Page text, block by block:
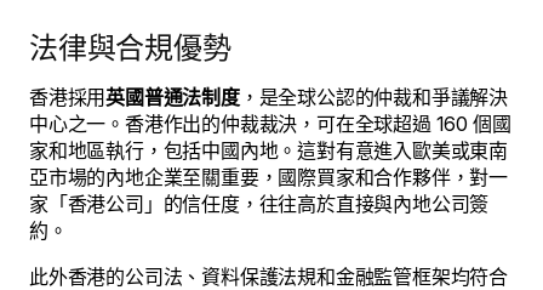
法律與合規優勢
香港採用英國普通法制度，是全球公認的仲裁和爭議解決
中心之一。香港作出的仲裁裁決，可在全球超過 160 個國
家和地區執行，包括中國內地。這對有意進入歐美或東南
亞市場的內地企業至關重要，國際買家和合作夥伴，對一
家「香港公司」的信任度，往往高於直接與內地公司簽
約。
此外香港的公司法、資料保護法規和金融監管框架均符合